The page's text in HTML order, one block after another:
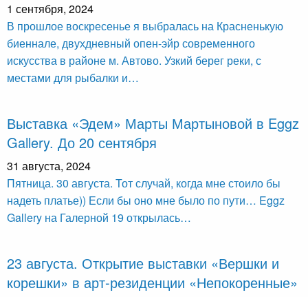
1 сентября, 2024
В прошлое воскресенье я выбралась на Красненькую
биеннале, двухдневный опен-эйр современного
искусства в районе м. Автово. Узкий берег реки, с
местами для рыбалки и…
Выставка «Эдем» Марты Мартыновой в Eggz
Gallery. До 20 сентября
31 августа, 2024
Пятница. 30 августа. Тот случай, когда мне стоило бы
надеть платье)) Если бы оно мне было по пути… Eggz
Gallery на Галерной 19 открылась…
23 августа. Открытие выставки «Вершки и
корешки» в арт-резиденции «Непокоренные»